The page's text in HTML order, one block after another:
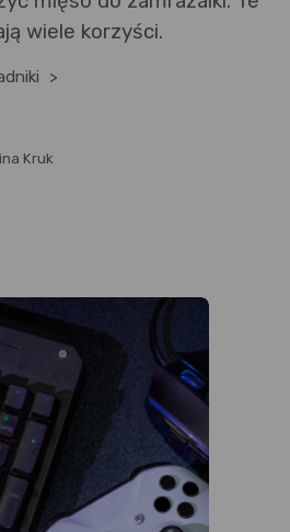
wiele korzyści.
>
Kruk